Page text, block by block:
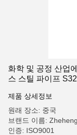
화학 및 공정 산업
스 스틸 파이프
제품 상세정보
원래 장소: 중국
브랜드 이름:
인증: ISO9001